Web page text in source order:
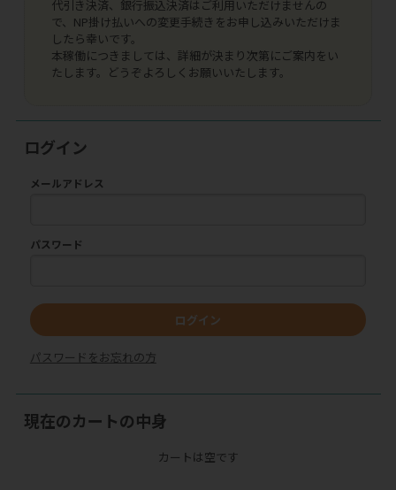
代引き決済、銀行振込決済はご利用いただけませんの
で、NP掛け払いへの変更手続きをお申し込みいただけま
したら幸いです。
本稼働につきましては、詳細が決まり次第にご案内をい
たします。どうぞよろしくお願いいたします。
ログイン
メールアドレス
パスワード
ログイン
パスワードをお忘れの方
現在のカートの中身
カートは空です